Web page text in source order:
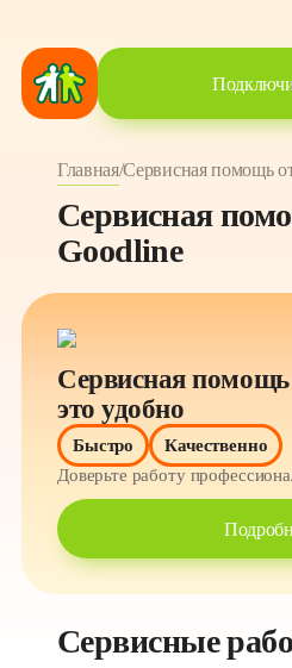
Главная/Сервисная помощь
Сервисная
Goodline
Сервисная
это удобно
Быстро
Качественно
Доверьте работу
Сервисные